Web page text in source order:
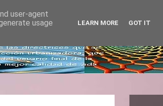
user-agent
usage
LEARN MORE GOT IT